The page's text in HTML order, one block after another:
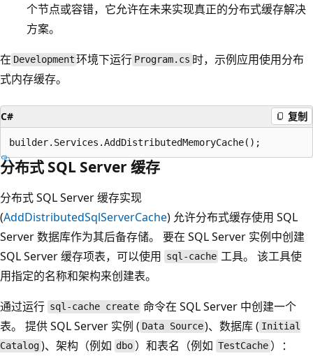
个节点或容错，它允许在未来实现真正的分布式缓存解决
方案。
在 Development 环境下运行 Program.cs 时，示例应用使用分布
式内存缓存。
C# 复制
分布式 SQL Server 缓存
分布式 SQL Server 缓存实现
(AddDistributedSqlServerCache) 允许分布式缓存使用 SQL
Server 数据库作为其后备存储。 要在 SQL Server 实例中创建
SQL Server 缓存项表，可以使用 sql-cache 工具。 该工具使
用指定的名称和架构来创建表。
通过运行 sql-cache create 命令在 SQL Server 中创建一个
表。 提供 SQL Server 实例 ( Data Source)、数据库 ( Initial
Catalog)、架构（例如 dbo ）和表名（例如 TestCache ）：